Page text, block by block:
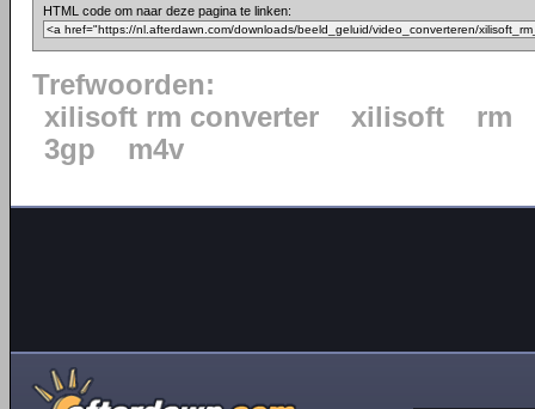
HTML code om naar deze pagina te linken:
Trefwoorden:
xilisoft rm converter
xilisoft
rm
3gp
m4v